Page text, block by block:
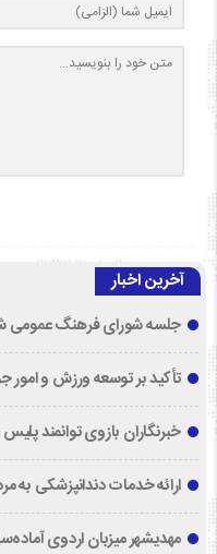
آخرین اخبار
جلسه شورای فرهنگ عمومی
تأکید بر توسعه ورزش و امور
خبرنگاران بازوی توانمند
ارائه خدمات دندانپزشکی
مهدیشهر میزبان اردوی